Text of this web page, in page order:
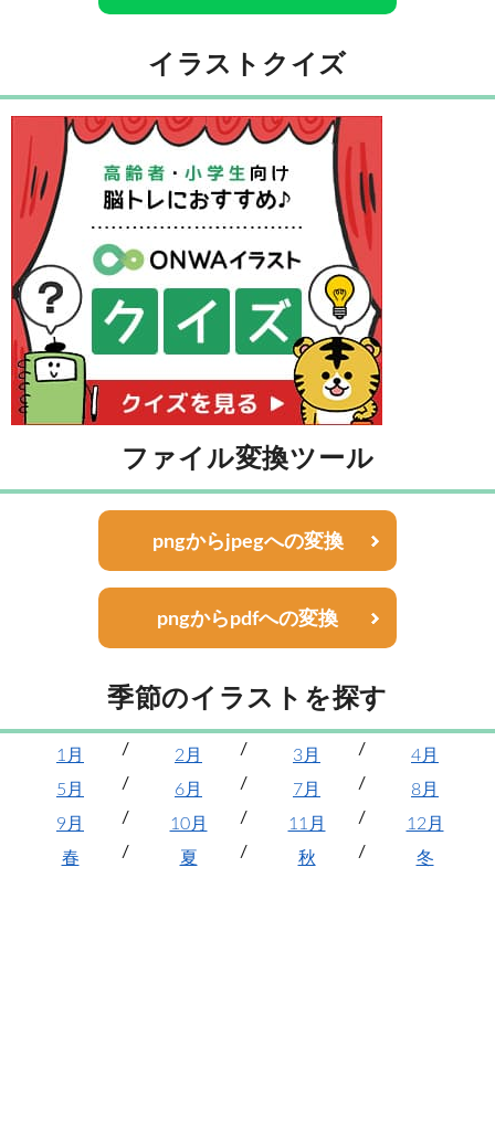
イラストクイズ
ファイル変換ツール
pngからjpegへの変換
pngからpdfへの変換
季節のイラストを探す
1月 2月 3月
4月
5月
6月 7月
8月
9月
10月 11月
12月
春
夏 秋 冬